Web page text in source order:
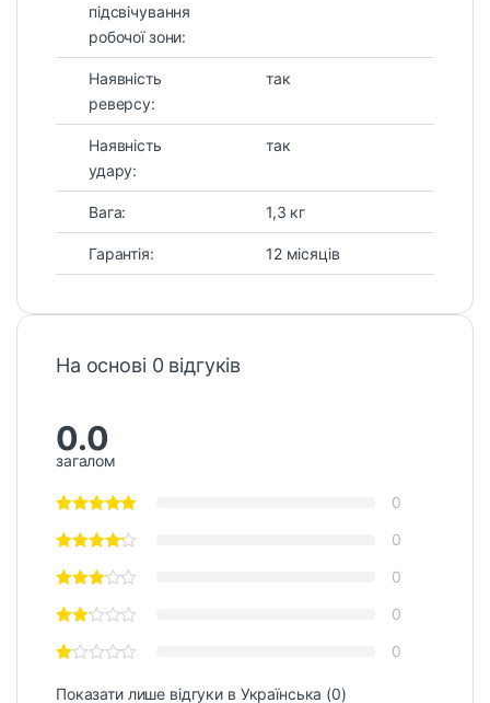
підсвічування
робочої зони:
Наявність
реверсу:
так
Наявність
удару:
так
Вага: 1,3 кг
Гарантія: 12 місяців
На основі 0 відгуків
0.0
загалом
0
0
0
0
0
Показати лише відгуки в Українська (0)